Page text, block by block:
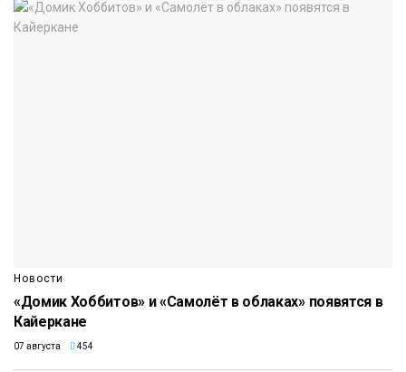
Новости
«Домик Хоббитов» и «Самолёт в облаках» появятся в
Кайеркане
07 августа 454